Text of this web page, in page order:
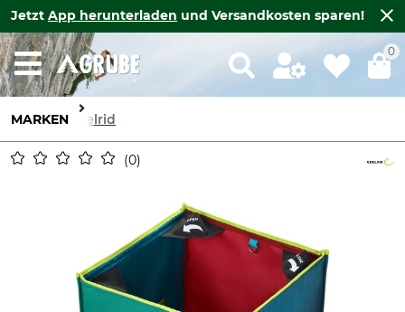
Jetzt App herunterladen und Versandkosten sparen!
0
MARKEN Edelrid
0